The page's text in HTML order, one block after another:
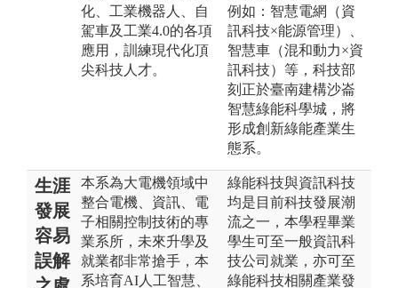
化、工業機器人、自
駕車及工業4.0的各項
應用，訓練現代化頂
尖科技人才。
例如：智慧電網（資
訊科技×能源管理）、
智慧車（混和動力×資
訊科技）等，科技部
刻正於臺南建構沙崙
智慧綠能科學城，將
形成創新綠能產業生
態系。
生涯
發展
容易
誤解
本系為大電機領域中
整合電機、資訊、電
子相關控制技術的專
業系所，未來升學及
就業都非常搶手，本
系培育AI人工智慧、
綠能科技與資訊科技
均是目前科技發展潮
流之一，本學程畢業
學生可至一般資訊科
技公司就業，亦可至
綠能科技相關產業發